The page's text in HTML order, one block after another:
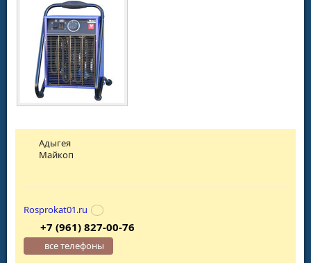
Адыгея
Майкоп
Rosprokat01.ru
+7 (961) 827-00-76
все телефоны